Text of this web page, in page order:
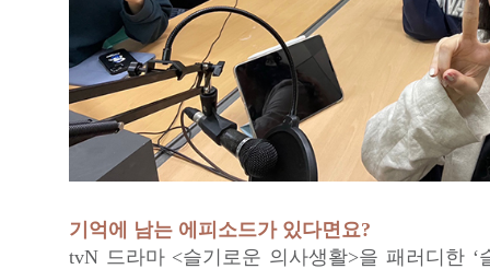
기억에 남는 에피소드가 있다면요?
tvN 드라마 <슬기로운 의사생활>을 패러디한 ‘